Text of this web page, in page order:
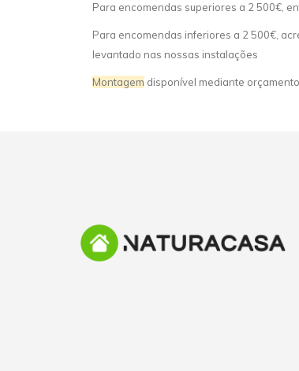
Para encomendas superiores a 2 500€,
Para encomendas inferiores a 2 500€,
levantado nas nossas instalações
Montagem disponível mediante